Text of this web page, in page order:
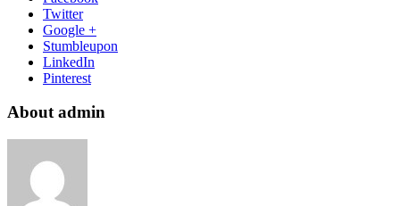
Twitter
Google +
Stumbleupon
LinkedIn
Pinterest
About admin